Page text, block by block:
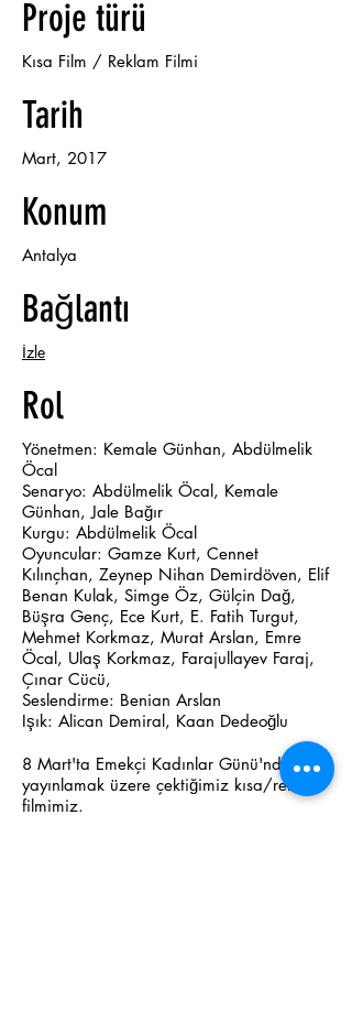
Proje türü
Kısa Film / Reklam Filmi
Tarih
Mart, 2017
Konum
Antalya
Bağlantı
İzle
Rol
Yönetmen: Kemale Günhan, Abdülmelik
Öcal
Senaryo: Abdülmelik Öcal, Kemale
Günhan, Jale Bağır
Kurgu: Abdülmelik Öcal
Oyuncular: Gamze Kurt, Cennet
Kılınçhan, Zeynep Nihan Demirdöven, Elif
Benan Kulak, Simge Öz, Gülçin Dağ,
Büşra Genç, Ece Kurt, E. Fatih Turgut,
Mehmet Korkmaz, Murat Arslan, Emre
Öcal, Ulaş Korkmaz, Farajullayev Faraj,
Çınar Cücü,
Seslendirme: Benian Arslan
Işık: Alican Demiral, Kaan Dedeoğlu
8 Mart'ta Emekçi Kadınlar Günü'nde
yayınlamak üzere çektiğimiz kısa/reklam
filmimiz.